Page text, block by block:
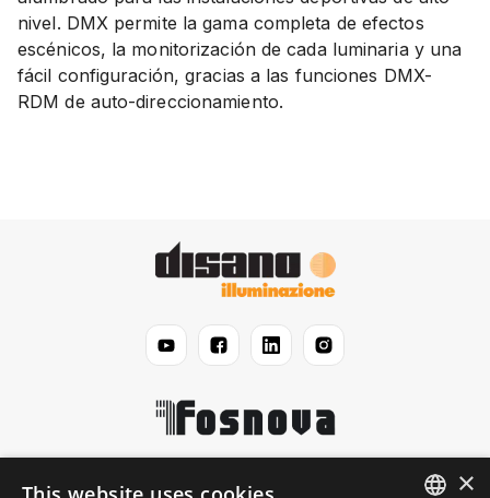
nivel. DMX permite la gama completa de efectos
escénicos, la monitorización de cada luminaria y una
fácil configuración, gracias a las funciones DMX-
RDM de auto-direccionamiento.
Disano ×